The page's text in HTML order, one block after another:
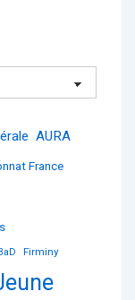
AURA
France
Firminy